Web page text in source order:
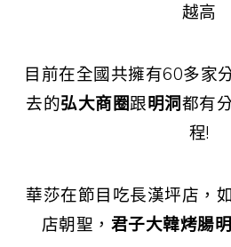
越高
目前在全國共擁有60多家
去的弘大商圈跟明洞都有
程!
華莎在節目吃長漢坪店，
店朝聖， 君子大韓烤腸